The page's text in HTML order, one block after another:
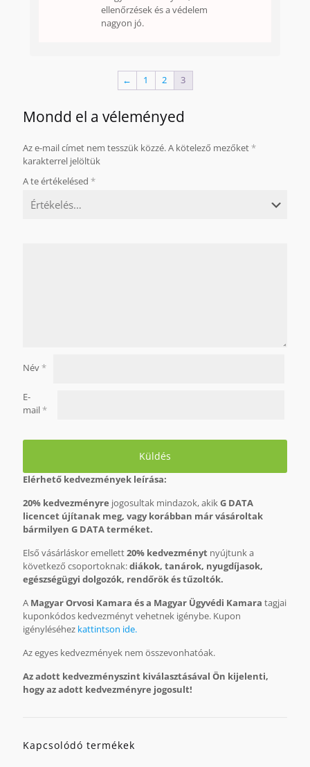
ellenőrzések és a védelem
nagyon jó.
← 1 2 3
Mondd el a véleményed
Az e-mail címet nem tesszük közzé.A kötelező mezőket*
karakterrel jelöltük
A te értékelésed *
Név*
E-
mail*
Elérhető kedvezmények leírása:
20% kedvezményre jogosultak mindazok, akikG DATA
licencet újítanak meg, vagy korábban már vásároltak
bármilyen G DATA terméket.
Első vásárláskor emellett20% kedvezményt nyújtunk a
következő csoportoknak:diákok, tanárok, nyugdíjasok,
egészségügyi dolgozók, rendőrök és tűzoltók.
A Magyar Orvosi Kamara és a Magyar Ügyvédi Kamara tagjai
kuponkódos kedvezményt vehetnek igénybe. Kupon
igényléséhez kattintson ide.
Az egyes kedvezmények nem összevonhatóak.
Az adott kedvezményszint kiválasztásával Ön kijelenti,
hogy az adott kedvezményre jogosult!
Kapcsolódó termékek